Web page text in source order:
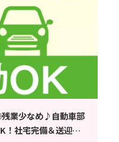
業少なめ♪自動車部
！社宅完備＆送迎あ